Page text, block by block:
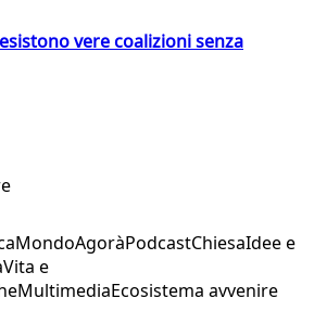
vere coalizioni senza
MondoAgoràPodcastChiesaIdee e
Vita e
MultimediaEcosistema avvenire